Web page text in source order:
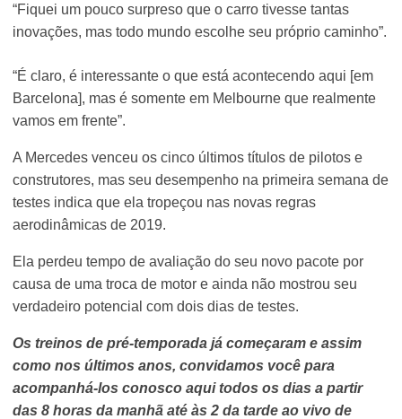
“Fiquei um pouco surpreso que o carro tivesse tantas
inovações, mas todo mundo escolhe seu próprio caminho”.
“É claro, é interessante o que está acontecendo aqui [em
Barcelona], mas é somente em Melbourne que realmente
vamos em frente”.
A Mercedes venceu os cinco últimos títulos de pilotos e
construtores, mas seu desempenho na primeira semana de
testes indica que ela tropeçou nas novas regras
aerodinâmicas de 2019.
Ela perdeu tempo de avaliação do seu novo pacote por
causa de uma troca de motor e ainda não mostrou seu
verdadeiro potencial com dois dias de testes.
Os treinos de pré-temporada já começaram e assim
como nos últimos anos, convidamos você para
acompanhá-los conosco aqui todos os dias a partir
das 8 horas da manhã até às 2 da tarde ao vivo de